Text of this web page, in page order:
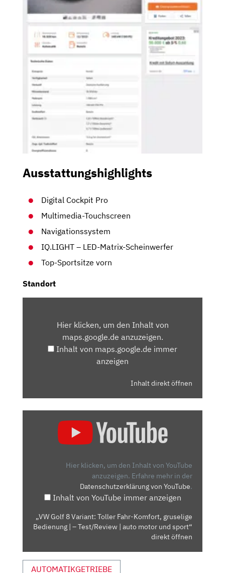
Ausstattungshighlights
Digital Cockpit Pro
Multimedia-Touchscreen
Navigationssystem
IQ.LIGHT – LED-Matrix-Scheinwerfer
Top-Sportsitze vorn
Standort
MAPS.GOOGLE.DEHier klicken, um den Inhalt von
maps.google.de anzuzeigen.
Inhalt von maps.google.de immer
anzeigen
Inhalt direkt öffnen
GRUSELIGE
BEDIENUNG
|
Hier klicken, um den Inhalt von YouTube
anzuzeigen. Erfahre mehr in der
Datenschutzerklärung von YouTube.
Inhalt von YouTube immer anzeigen
„VW Golf 8 Variant: Toller Fahr-Komfort, gruselige
Bedienung | – Test/Review | auto motor und sport“
direkt öffnen
AUTOMATIKGETRIEBE